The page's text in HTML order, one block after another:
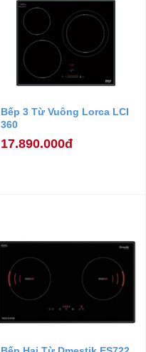
Bếp 3 Từ Vuông Lorca LCI
360
17.890.000đ